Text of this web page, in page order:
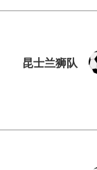
昆士兰狮队